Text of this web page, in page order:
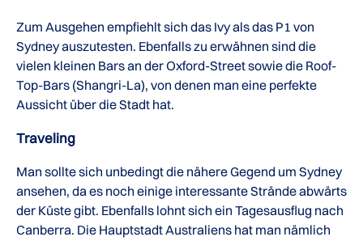
Zum Ausgehen empfiehlt sich das Ivy als das P1 von
Sydney auszutesten. Ebenfalls zu erwähnen sind die
vielen kleinen Bars an der Oxford-Street sowie die Roof-
Top-Bars (Shangri-La), von denen man eine perfekte
Aussicht über die Stadt hat.
Traveling
Man sollte sich unbedingt die nähere Gegend um Sydney
ansehen, da es noch einige interessante Strände abwärts
der Küste gibt. Ebenfalls lohnt sich ein Tagesausflug nach
Canberra. Die Hauptstadt Australiens hat man nämlich